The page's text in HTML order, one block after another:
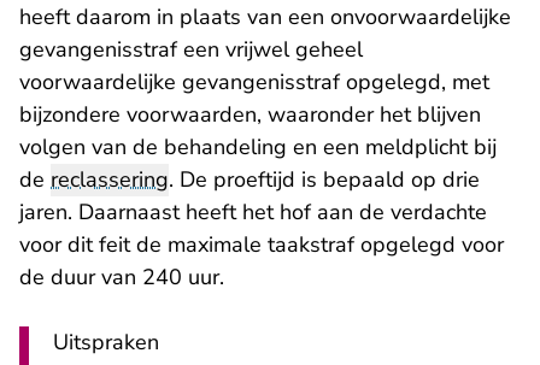
heeft daarom in plaats van een onvoorwaardelijke
gevangenisstraf een vrijwel geheel
voorwaardelijke gevangenisstraf opgelegd, met
bijzondere voorwaarden, waaronder het blijven
volgen van de behandeling en een meldplicht bij
de reclassering. De proeftijd is bepaald op drie
jaren. Daarnaast heeft het hof aan de verdachte
voor dit feit de maximale taakstraf opgelegd voor
de duur van 240 uur.
Uitspraken